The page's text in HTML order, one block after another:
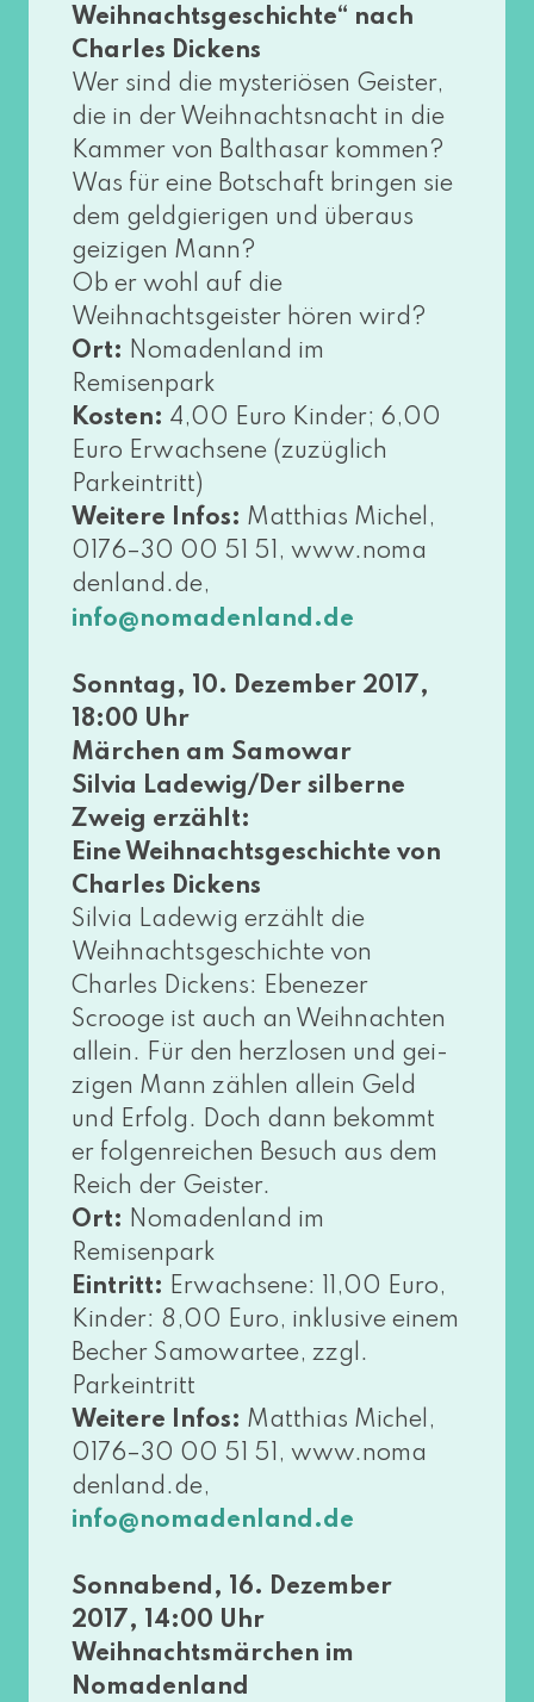
Weihnachtsgeschichte“ nach
Charles Dickens
Wer sind die mys­te­riö­sen Geister,
die in der Weihnachtsnacht in die
Kammer von Balthasar kom­men?
Was für eine Botschaft brin­gen sie
dem geld­gie­ri­gen und über­aus
gei­zi­gen Mann?
Ob er wohl auf die
Weihnachtsgeister hören wird?
Ort: Nomadenland im
Remisenpark
Kosten: 4,00 Euro Kinder; 6,00
Euro Erwachsene (zuzüg­lich
Parkeintritt)
Weitere Infos: Matthias Michel,
0176–30 00 51 51, www​.noma​
den​land​.de,
info@​nomadenland.​de
Sonntag, 10. Dezember 2017,
18:00 Uhr
Märchen am Samowar
Silvia Ladewig/Der sil­ber­ne
Zweig erzählt:
Eine Weihnachtsgeschichte von
Charles Dickens
Silvia Ladewig erzählt die
Weihnachtsgeschichte von
Charles Dickens: Ebenezer
Scrooge ist auch an Weihnachten
allein. Für den herz­lo­sen und gei­
zi­gen Mann zäh­len allein Geld
und Erfolg. Doch dann bekommt
er fol­gen­rei­chen Besuch aus dem
Reich der Geister.
Ort: Nomadenland im
Remisenpark
Eintritt: Erwachsene: 11,00 Euro,
Kinder: 8,00 Euro, inklu­si­ve einem
Becher Samowartee, zzgl.
Parkeintritt
Weitere Infos: Matthias Michel,
0176–30 00 51 51, www​.noma​
den​land​.de,
info@​nomadenland.​de
Sonnabend, 16. Dezember
2017, 14:00 Uhr
Weihnachtsmärchen im
Nomadenland